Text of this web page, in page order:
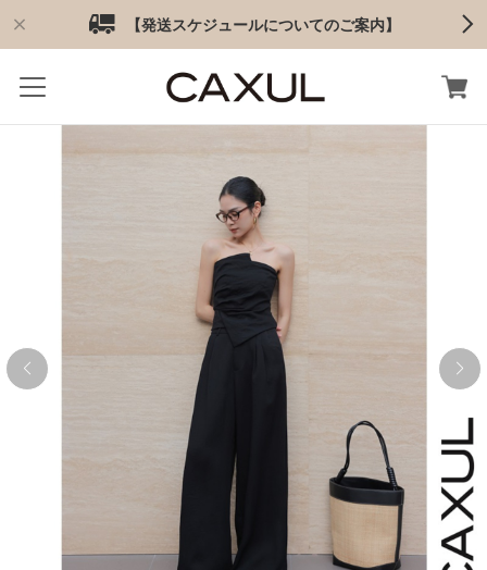
【発送スケジュールについてのご案内】